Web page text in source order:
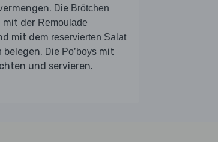
Die Brötchen
mit der Remoulade
mit dem reservierten Salat
belegen. Die Po’boys mit
und servieren.